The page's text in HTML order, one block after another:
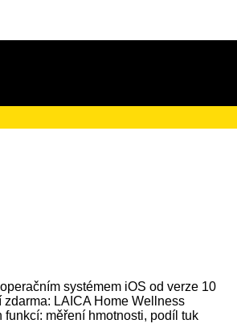
systémem iOS od verze 10
LAICA Home Wellness
měření hmotnosti, podíl tuk